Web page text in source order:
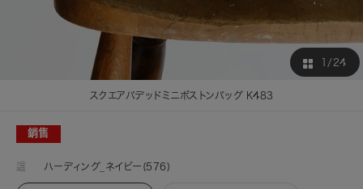
スクエアパデッドミニボストンバッグ K483
/24
銷售
這 ハーディング_ネイビー(576)